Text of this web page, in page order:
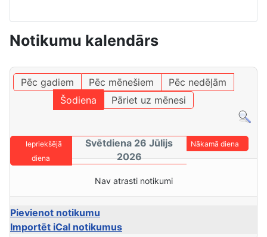
Notikumu kalendārs
Pēc gadiem Pēc mēnešiem
Pēc nedēļām
Šodiena
Pāriet uz mēnesi
Iepriekšējā
diena
Svētdiena 26 Jūlijs
2026
Nākamā diena
Nav atrasti notikumi
Pievienot notikumu
Importēt iCal notikumus